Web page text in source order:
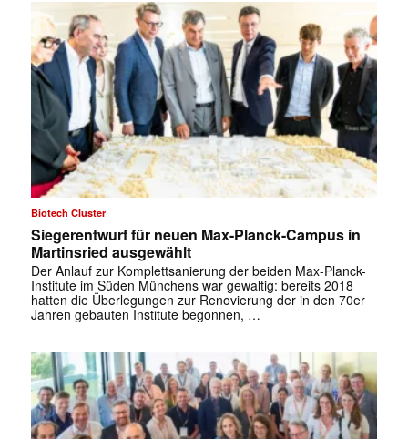
Biotech Cluster
Siegerentwurf für neuen Max-Planck-Campus in
Martinsried ausgewählt
Der Anlauf zur Komplettsanierung der beiden Max-Planck-
Institute im Süden Münchens war gewaltig: bereits 2018
hatten die Überlegungen zur Renovierung der in den 70er
Jahren gebauten Institute begonnen, …